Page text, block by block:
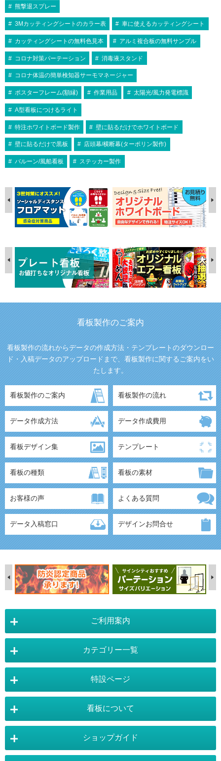
熊撃退スプレー
3Mカッティングシートのカラー表 車に使えるカッティングシート
カッティングシートの無料色見本 アルミ複合板の無料サンプル
コロナ対策パーテーション 消毒液スタンド
コロナ体温の簡単検知器サーモマネージャー
ポスターフレーム(額縁) 作業用品 太陽光/風力発電標識
A型看板につけるライト
特注ホワイトボード製作 壁に貼るだけでホワイトボード
壁に貼るだけで黒板 店頭幕/横断幕(ターポリン製作)
バルーン/風船看板 ステッカー製作
看板製作のご案内
看板製作の流れからデータの作成方法・テンプレートのダウンロー
ド・入稿データのアップロードまで、看板製作に関するご案内をい
たします。
看板製作のご案内 看板製作の流れ
データ作成方法 データ作成費用
看板デザイン集 テンプレート
看板の種類 看板の素材
お客様の声 よくある質問
データ入稿窓口 デザインお問合せ
ご利用案内
店舗詳細情報
運営会社 :株式会社トレード
〒454-0011 愛知県 名古屋市中川区山王4-5-10
TEL:052-265-7603 FAX:052-350-2662
カテゴリー一覧
スタンド看板：オプション バナースタンド
自立看板 フロアサイン／路面表示
特設ページ
バナースタンド特設ページ 大型看板・突出看板特設ページ
看板について
ショップガイド